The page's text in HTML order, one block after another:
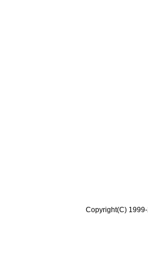
Copyright(C)